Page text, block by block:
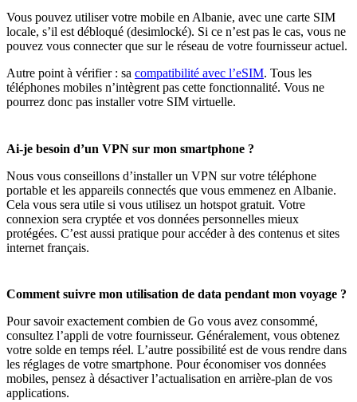
Vous pouvez utiliser votre mobile en Albanie, avec une carte SIM
locale, s’il est débloqué (desimlocké). Si ce n’est pas le cas, vous ne
pouvez vous connecter que sur le réseau de votre fournisseur actuel.
Autre point à vérifier : sa compatibilité avec l’eSIM. Tous les
téléphones mobiles n’intègrent pas cette fonctionnalité. Vous ne
pourrez donc pas installer votre SIM virtuelle.
Ai-je besoin d’un VPN sur mon smartphone ?
Nous vous conseillons d’installer un VPN sur votre téléphone
portable et les appareils connectés que vous emmenez en Albanie.
Cela vous sera utile si vous utilisez un hotspot gratuit. Votre
connexion sera cryptée et vos données personnelles mieux
protégées. C’est aussi pratique pour accéder à des contenus et sites
internet français.
Comment suivre mon utilisation de data pendant mon voyage ?
Pour savoir exactement combien de Go vous avez consommé,
consultez l’appli de votre fournisseur. Généralement, vous obtenez
votre solde en temps réel. L’autre possibilité est de vous rendre dans
les réglages de votre smartphone. Pour économiser vos données
mobiles, pensez à désactiver l’actualisation en arrière-plan de vos
applications.